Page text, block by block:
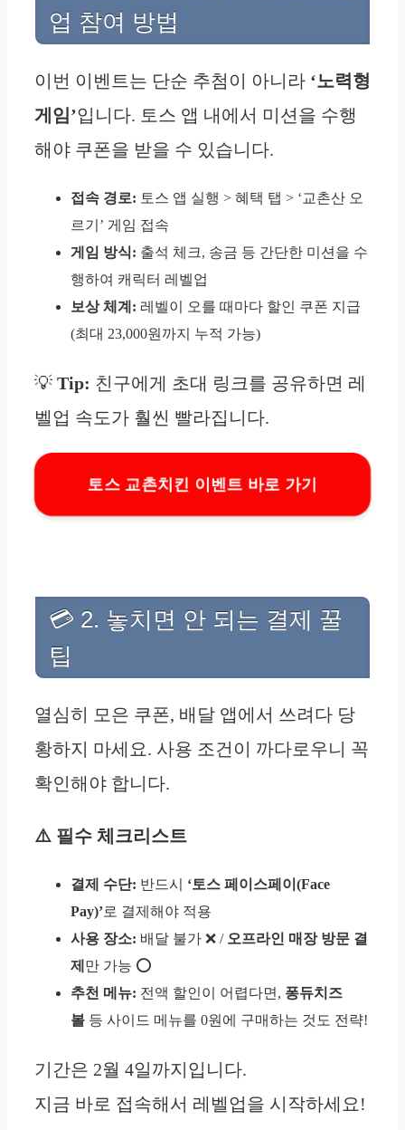
업 참여 방법
이번 이벤트는 단순 추첨이 아니라 ‘노력형
게임’입니다. 토스 앱 내에서 미션을 수행
해야 쿠폰을 받을 수 있습니다.
접속 경로: 토스 앱 실행 > 혜택 탭 > ‘교촌산 오
르기’ 게임 접속
게임 방식: 출석 체크, 송금 등 간단한 미션을 수
행하여 캐릭터 레벨업
보상 체계: 레벨이 오를 때마다 할인 쿠폰 지급
(최대 23,000원까지 누적 가능)
💡 Tip: 친구에게 초대 링크를 공유하면 레
벨업 속도가 훨씬 빨라집니다.
토스 교촌치킨 이벤트 바로 가기
💳 2. 놓치면 안 되는 결제 꿀
팁
열심히 모은 쿠폰, 배달 앱에서 쓰려다 당
황하지 마세요. 사용 조건이 까다로우니 꼭
확인해야 합니다.
⚠️ 필수 체크리스트
결제 수단: 반드시 ‘토스 페이스페이(Face
Pay)’로 결제해야 적용
사용 장소: 배달 불가 ❌ / 오프라인 매장 방문 결
제 만 가능 ⭕
추천 메뉴: 전액 할인이 어렵다면, 퐁듀치즈
볼 등 사이드 메뉴를 0원에 구매하는 것도 전략!
기간은 2월 4일까지입니다.
지금 바로 접속해서 레벨업을 시작하세요!